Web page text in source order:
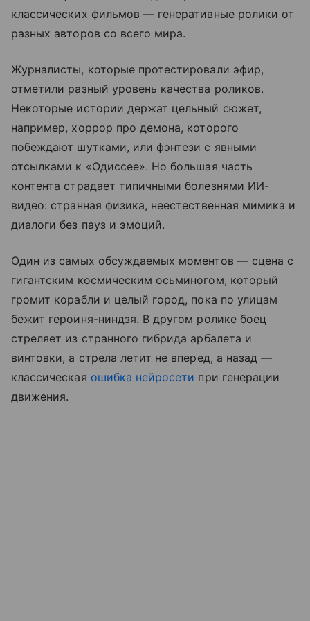
классических фильмов — генеративные ролики от
разных авторов со всего мира.
Журналисты, которые протестировали эфир,
отметили разный уровень качества роликов.
Некоторые истории держат цельный сюжет,
например, хоррор про демона, которого
побеждают шутками, или фэнтези с явными
отсылками к «Одиссее». Но большая часть
контента страдает типичными болезнями ИИ-
видео: странная физика, неестественная мимика и
диалоги без пауз и эмоций.
Один из самых обсуждаемых моментов — сцена с
гигантским космическим осьминогом, который
громит корабли и целый город, пока по улицам
бежит героиня-ниндзя. В другом ролике боец
стреляет из странного гибрида арбалета и
винтовки, а стрела летит не вперед, а назад —
классическая ошибка нейросети при генерации
движения.